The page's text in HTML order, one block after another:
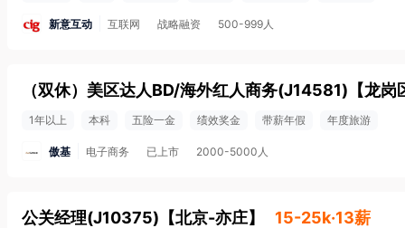
新意互动 互联网 战略融资 500-999人
（双休）美区达人BD/海外红人商务(J14581) 【龙岗
1年以上 本科 五险一金 绩效奖金 带薪年假 年度旅游
傲基 电子商务 已上市 2000-5000人
公关经理(J10375) 【北京-亦庄】 15-25k·13薪